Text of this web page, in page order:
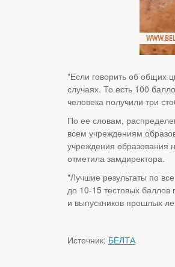
"Если говорить об общих
случаях. То есть 100
человека получили три
По ее словам,
всем учреждениям
учреждения образования
отметила замдиректора.
"Лучшие результаты по
до 10-15 тестовых
и выпускников прошлых
Источник: БЕЛТА